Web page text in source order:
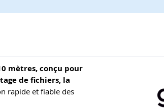
mètres, conçu pour
de fichiers, la
rapide et fiable des